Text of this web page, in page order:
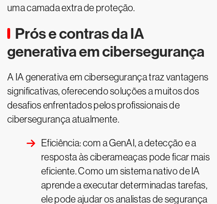
uma camada extra de proteção.
Prós e contras da IA
generativa em cibersegurança
A IA generativa em cibersegurança traz vantagens
significativas, oferecendo soluções a muitos dos
desafios enfrentados pelos profissionais de
cibersegurança atualmente.
Eficiência: com a GenAI, a detecção e a
resposta às ciberameaças pode ficar mais
eficiente. Como um sistema nativo de IA
aprende a executar determinadas tarefas,
ele pode ajudar os analistas de segurança